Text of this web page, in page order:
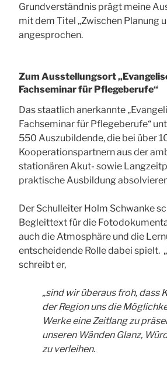
Grundverständnis prägt meine
mit dem Titel „Zwischen Planung
angesprochen.
Zum Ausstellungsort
Fachseminar für Pflegeberufe“
Das staatlich anerkannte
Fachseminar für Pflegeberufe“
550 Auszubildende, die bei über
Kooperationspartnern aus der
stationären Akut- sowie
praktische Ausbildung
Der Schulleiter Holm Schwanke
Begleittext für die
auch die Atmosphäre und die
entscheidende Rolle dabei spielt.
schreibt er,
„sind wir überaus froh, dass
der Region uns die
Werke eine Zeitlang zu
unseren Wänden Glanz,
zu verleihen.